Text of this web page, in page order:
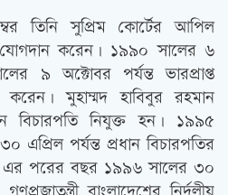
তিনি সুপ্রিম কোর্টের আপিল
যোগদান করেন। ১৯৯০ সালের ৬
৯ অক্টোবর পর্যন্ত ভারপ্রাপ্ত
করেন। মুহাম্মদ হাবিবুর রহমান
বিচারপতি নিযুক্ত হন। ১৯৯৫
এপ্রিল পর্যন্ত প্রধান বিচারপতির
এর পরের বছর ১৯৯৬ সালের ৩০